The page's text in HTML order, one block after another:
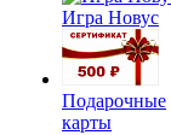
Игра Новус
Подарочные
карты